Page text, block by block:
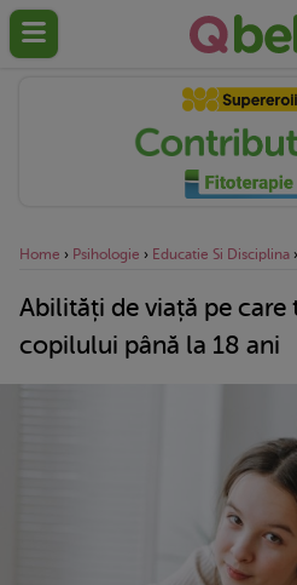
Home › Psihologie › Educatie Si Disciplina ›
Abilități de viață pe care
copilului până la 18 ani